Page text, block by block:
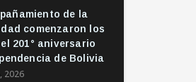
de la
comenzaron los
201° aniversario
de Bolivia
2026